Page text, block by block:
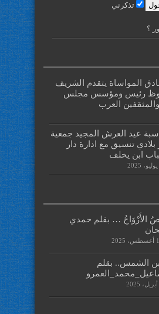
تذكرني
؟
المواساة يتقدم الشريف
رئيس ومؤسس مجلس
والمثقفين العرب
عيد العرش المجيد جمعية
تنسيق مع ادارة دار
ابن يخلف
الأَرْوَاحُ … بقلم حمدي
ابن الشمس.. بقلم